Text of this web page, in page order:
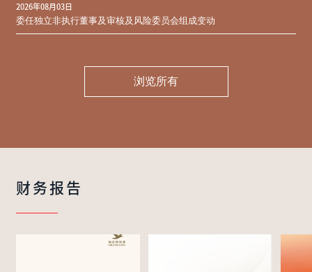
2026年08月03日
委任独立非执行董事及审核及风险委员会组成变动
浏览所有
财务报告